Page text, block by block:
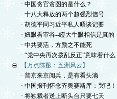
· 中国贪官贪图的是什么？
· 十八大释放的两个超强烈信号
· 胡德平同习近平私人晤谈记要
· 妞眼看审谷--瞪大牛眼相信是真的
· 中共要活，方励之不能死
· “党中央再次拨乱反正”意味着什么
【万点陈酿：五洲风云】
· 普京来京阅兵，是有看头滴
· 中国报刊怀念齐奥赛斯库：哭吧！
· 将独裁者送上断头台只要七天